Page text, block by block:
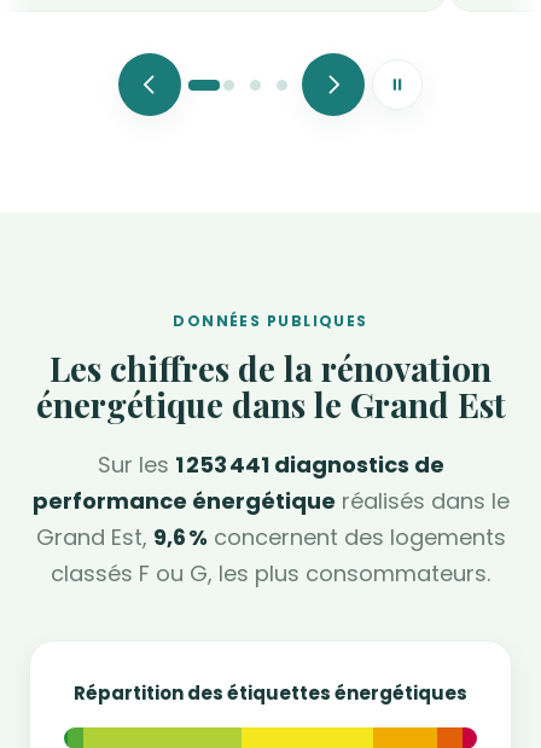
Mettre le
DONNÉES PUBLIQUES
Les chiffres de la rénovation
énergétique dans le Grand Est
Sur les 1 253 441 diagnostics de
performance énergétique réalisés dans le
Grand Est, 9,6 % concernent des logements
classés F ou G, les plus consommateurs.
Répartition des étiquettes énergétiques